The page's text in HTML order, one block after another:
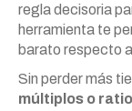
regla decisoria
herramienta te
barato respecto
Sin perder más
múltiplos o